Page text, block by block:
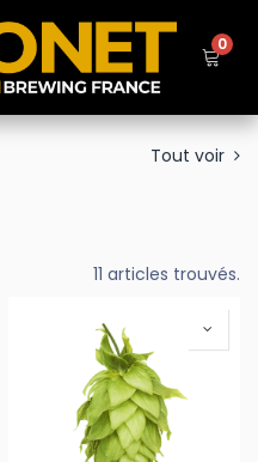
0
Tout voir
11 articles trouvés.